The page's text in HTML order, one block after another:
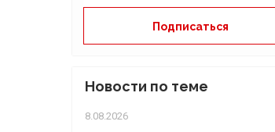
Новости по теме
8.08.2026